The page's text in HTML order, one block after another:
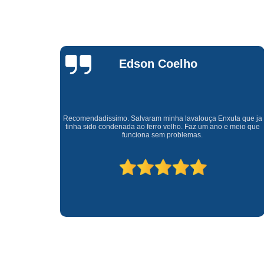
Waldirene
Monteiro
Uma empresa á 41 anos no mercado que sempre valoriza o
cliente ótimo atendimento com garantia de todos o serviços.